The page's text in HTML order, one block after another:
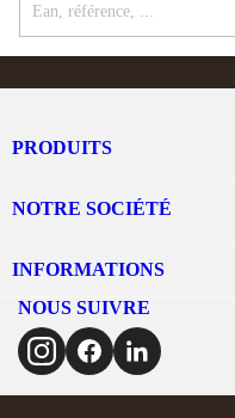
PRODUITS
NOTRE SOCIÉTÉ
INFORMATIONS
NOUS SUIVRE